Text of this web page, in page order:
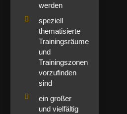
werden
speziell
thematisierte
Trainingsräume
und
Trainingszonen
vorzufinden
sind
ein großer
und vielfältig